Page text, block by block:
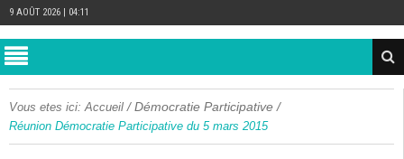
9 AOÛT 2026 | 04:11
Vous etes ici: Accueil /Démocratie Participative /
Réunion Démocratie Participative du 5 mars 2015